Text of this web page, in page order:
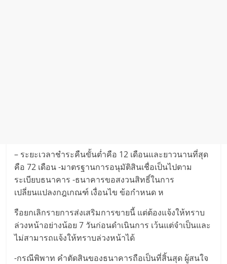
– ระยะเวลาชำระคืนขั้นต่ำคือ 12 เดือนและยาวนานที่สุด
คือ 72 เดือน -มาตรฐานการอนุมัติสินเชื่อเป็นไปตาม
ระเบียบธนาคาร -ธนาคารขอสงวนสิทธิ์ในการ
เปลี่ยนแปลงกฎเกณฑ์ เงื่อนไข ข้อกำหนด ห
รือยกเลิกรายการส่งเสริมการขายนี้ แต่ต้องแจ้งให้ทราบ
ล่วงหน้าอย่างน้อย 7 วันก่อนดำเนินการ เว้นแต่จำเป็นและ
ไม่สามารถแจ้งให้ทราบล่วงหน้าได้
-กรณีพิพาท คำตัดสินของธนาคารถือเป็นที่สิ้นสุด ผู้สนใจ